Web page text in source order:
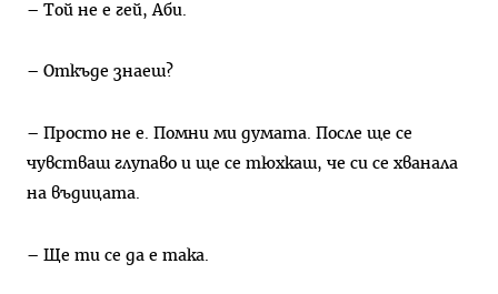
– Той не е гей, Аби.
– Откъде знаеш?
– Просто не е. Помни ми думата. После ще се
чувстваш глупаво и ще се тюхкаш, че си се хванала
на въдицата.
– Ще ти се да е така.